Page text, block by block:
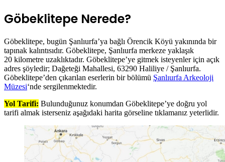
Göbeklitepe Nerede?
Göbeklitepe, bugün Şanlıurfa’ya bağlı Örencik Köyü yakınında bir
tapınak kalıntısıdır. Göbeklitepe, Şanlıurfa merkeze yaklaşık
20 kilometre uzaklıktadır. Göbeklitepe’ye gitmek isteyenler için açık
adres şöyledir; Dağeteği Mahallesi, 63290 Haliliye / Şanlıurfa.
Göbeklitepe’den çıkarılan eserlerin bir bölümü Şanlıurfa Arkeoloji
Müzesi‘nde sergilenmektedir.
Yol Tarifi: Bulunduğunuz konumdan Göbeklitepe’ye doğru yol
tarifi almak isterseniz aşağıdaki harita görseline tıklamanız yeterlidir.